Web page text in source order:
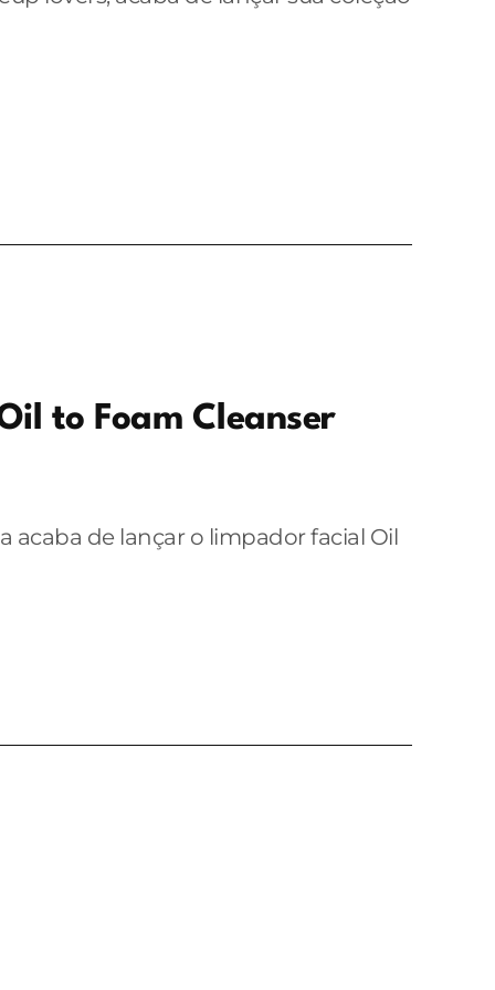
to Foam Cleanser
acaba de lançar o limpador facial Oil